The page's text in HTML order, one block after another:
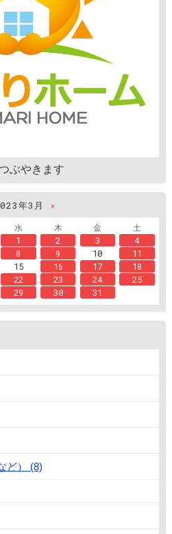
ぶやきます
年3月
»
水 木 金
土
1
2 3
4
8 9 10
11
15 16 17
18
22 23 24
25
29 30 31
ど） (8)